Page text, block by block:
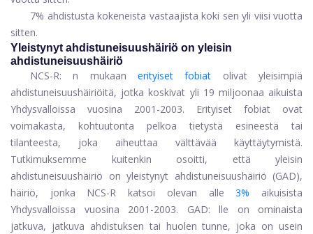
7% ahdistusta kokeneista vastaajista koki sen yli viisi vuotta
sitten.
Yleistynyt ahdistuneisuushäiriö on yleisin
ahdistuneisuushäiriö
NCS-R: n mukaan erityiset fobiat
olivat yleisimpiä
ahdistuneisuushäiriöitä, jotka koskivat yli 19 miljoonaa aikuista
Yhdysvalloissa vuosina 2001-2003. Erityiset fobiat ovat
voimakasta, kohtuutonta pelkoa tietystä esineestä tai
tilanteesta, joka aiheuttaa välttävää käyttäytymistä.
Tutkimuksemme kuitenkin osoitti, että yleisin
ahdistuneisuushäiriö on yleistynyt ahdistuneisuushäiriö (GAD),
häiriö, jonka NCS-R katsoi olevan alle
3%
aikuisista
Yhdysvalloissa vuosina 2001-2003. GAD: lle on ominaista
jatkuva, jatkuva ahdistuksen tai huolen tunne, joka on usein